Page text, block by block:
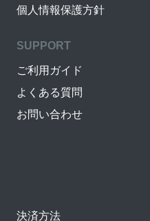
個人情報保護方針
SUPPORT
ご利用ガイド
よくある質問
お問い合わせ
決済方法